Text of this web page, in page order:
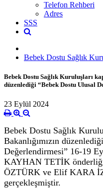
Telefon Rehberi
Adres
SSS
Bebek Dostu Sağlık
Bebek Dostu Sağlık Kuruluşları
düzenlediği “Bebek Dostu Ulusal
23 Eylül 2024
Bebek Dostu Sağlık
Bakanlığımızın
Değerlendirmesi” 16-19
KAYHAN TETİK
ÖZTÜRK ve Elif KARA
gerçekleşmiştir.